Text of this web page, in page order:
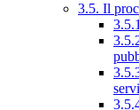
3.5. Il